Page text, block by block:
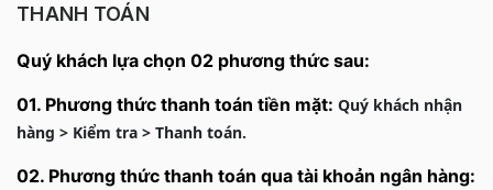
THANH TOÁN
Quý khách lựa chọn 02 phương thức sau:
01. Phương thức thanh toán tiền mặt: Quý khách nhận
hàng > Kiểm tra > Thanh toán.
02. Phương thức thanh toán qua tài khoản ngân hàng: